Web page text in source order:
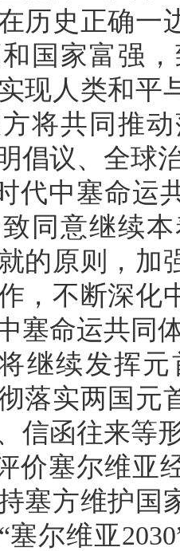
历史正确一
国家富强
现人类和平
将共同推
倡议、全球
代中塞命运
同意继续
的原则，加
，不断深化
塞命运共同
继续发挥
落实两国元
信函往来等
价塞尔维亚
塞方维护国
塞尔维亚